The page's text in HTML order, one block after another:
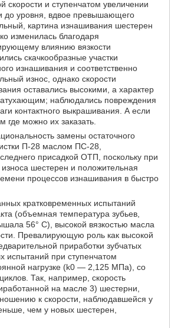
скорости и ступенчатом увеличении
до уровня, вдвое превышающего
картина изнашивания шестерен
изменилась благодаря
влиянию вязкости
скачкообразные участки
изнашивания и соответственно
износ, однако скорости
оставались высокими, а характер
наблюдались повреждения
контактного выкрашивания. А если
где можно их заказать.
замены остаточного
П-28 маслом ПС-28,
присадкой ОТП, поскольку при
шестерен и положительная
процессов изнашивания в быстро
кратковременных испытаний
(объемная температура зубьев,
56° С), высокой вязкостью масла
Превалирующую роль как высокой
приработки зубчатых
испытаний при ступенчатом
нагрузке (k0 — 2,125 МПа), со
Так, например, скорость
на масле 3) шестерни,
к скорости, наблюдавшейся у
чем у новых шестерен,